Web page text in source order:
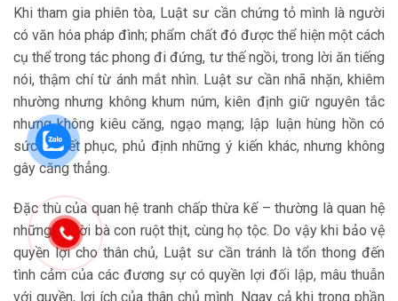
Khi tham gia phiên tòa, Luật sư cần chứng tỏ mình là người
có văn hóa pháp đình; phẩm chất đó được thể hiện một cách
cụ thể trong tác phong đi đứng, tư thế ngồi, trong lời ăn tiếng
nói, thậm chí từ ánh mắt nhìn. Luật sư cần nhã nhặn, khiêm
nhường nhưng không khum núm, kiên định giữ nguyên tắc
nhưng không kiêu căng, ngạo mạng; lập luận hùng hồn có
sức thuyết phục, phủ định những ý kiến khác, nhưng không
gây căng thẳng.
Đặc thù của quan hệ tranh chấp thừa kế – thường là quan hệ
những người bà con ruột thịt, cùng họ tộc. Do vậy khi bảo vệ
quyền lợi cho thân chủ, Luật sư cần tránh là tổn thong đến
tình cảm của các đương sự có quyền lợi đối lập, mâu thuẫn
với quyền, lợi ích của thân chủ mình. Ngay cả khi trong phần